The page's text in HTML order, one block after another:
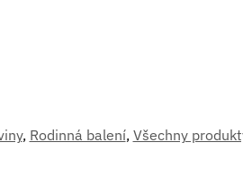
, Rodinná balení, Všechny